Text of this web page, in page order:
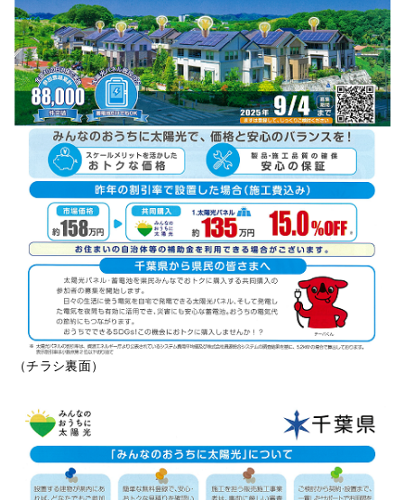
（チラシ裏面）